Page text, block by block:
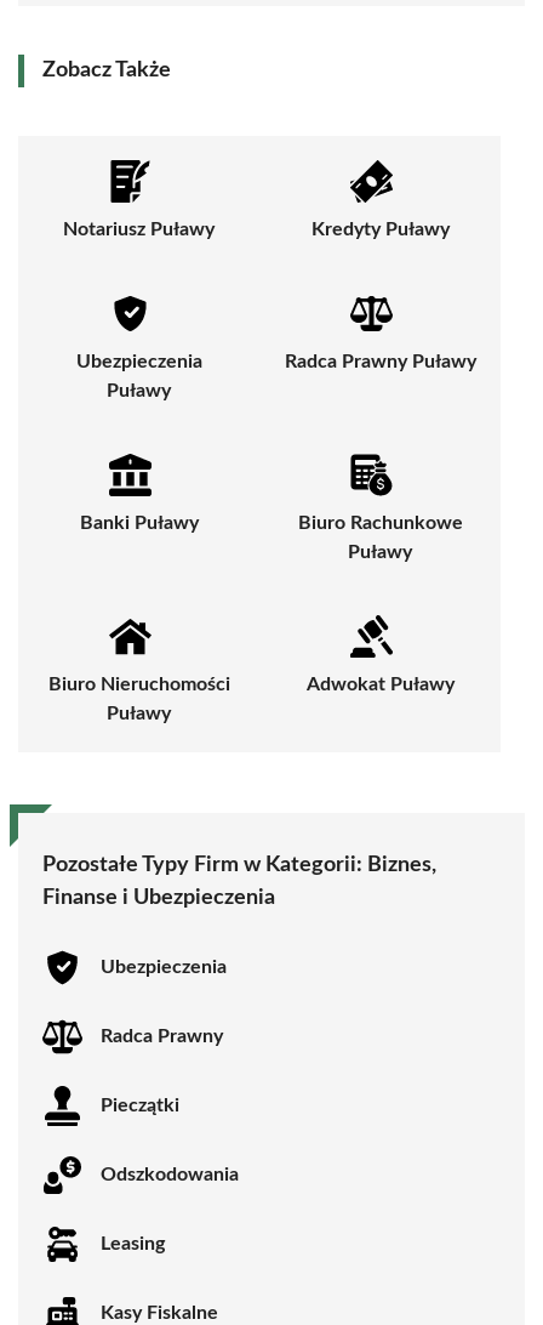
Zobacz Także
Notariusz Puławy Kredyty Puławy
Ubezpieczenia
Puławy
Radca Prawny Puławy
Banki Puławy
Biuro Rachunkowe
Puławy
Biuro Nieruchomości
Puławy
Adwokat Puławy
Pozostałe Typy Firm w Kategorii: Biznes,
Finanse i Ubezpieczenia
Ubezpieczenia
Radca Prawny
Pieczątki
Odszkodowania
Leasing
Kasy Fiskalne